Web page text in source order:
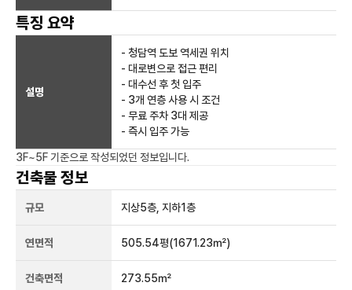
특징 요약
설명
- 청담역 도보 역세권 위치
- 대로변으로 접근 편리
- 대수선 후 첫 입주
- 3개 연층 사용 시 조건
- 무료 주차 3대 제공
- 즉시 입주 가능
3F~5F 기준으로 작성되었던 정보입니다.
건축물 정보
규모 지상5층, 지하1층
연면적 505.54평(1671.23㎡)
건축면적 273.55㎡